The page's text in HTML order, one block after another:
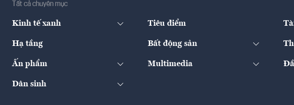
Tất cả chuyên mục
Kinh tế xanh Tiêu điểm
Hạ tầng Bất động sản
Ấn phẩm Multimedia
Dân sinh